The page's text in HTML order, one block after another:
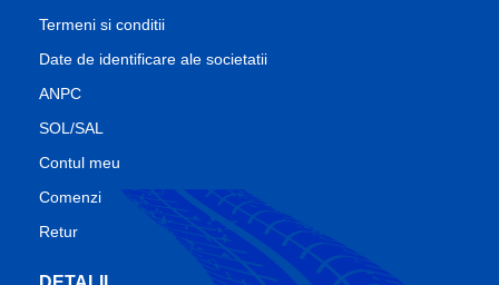
Termeni si conditii
Date de identificare ale societatii
ANPC
SOL/SAL
Contul meu
Comenzi
Retur